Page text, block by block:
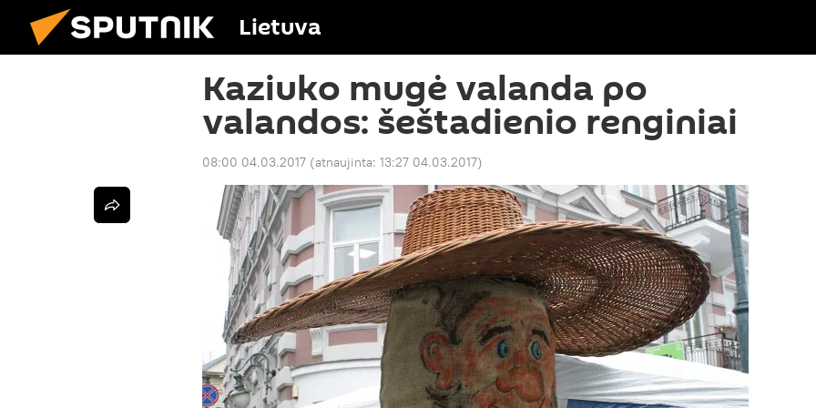
Lietuva
Kaziuko mugė valanda po
valandos: šeštadienio renginiai
08:00 04.03.2017 (atnaujinta: 13:27 04.03.2017)